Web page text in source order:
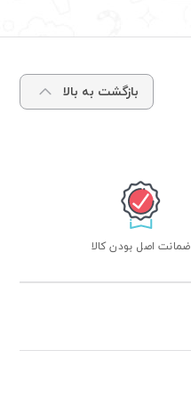
بازگشت به بالا
ضمانت اصل بودن کالا